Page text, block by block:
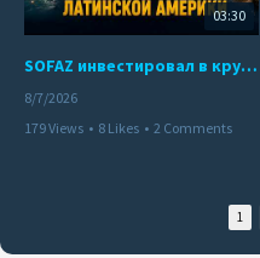
03:30
SOFAZ инвестировал в крупнейшего независимого производителя электроэнергии Перу
8/7/2026
179 Views • 8 Likes • 2 Comments
1